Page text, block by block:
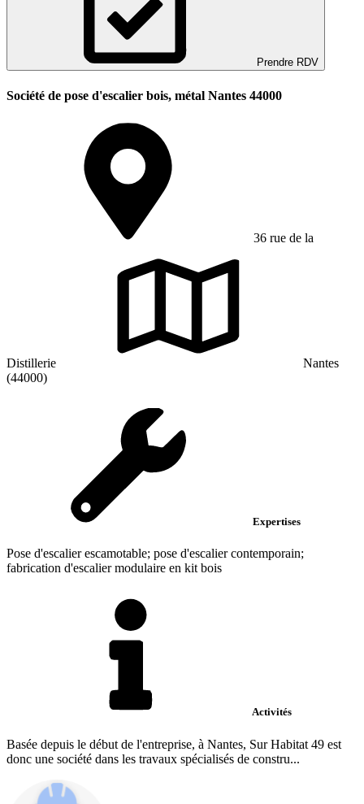
Prendre RDV
Société de pose d'escalier bois, métal Nantes 44000
36 rue de la
Distillerie
Nantes
(44000)
Expertises
Pose d'escalier escamotable; pose d'escalier contemporain;
fabrication d'escalier modulaire en kit bois
Activités
Basée depuis le début de l'entreprise, à Nantes, Sur Habitat 49 est
donc une société dans les travaux spécialisés de constru...